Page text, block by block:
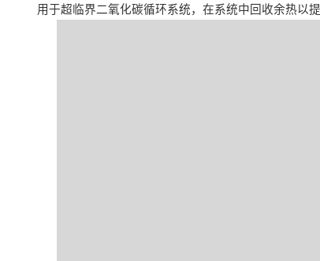
用于超临界二氧化碳循环系统，在系统中回收余热以